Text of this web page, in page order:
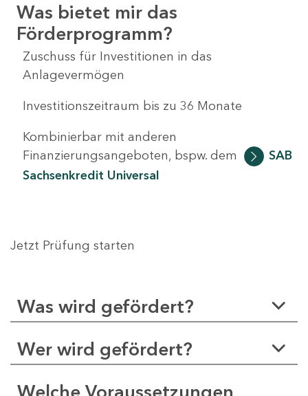
Was bietet mir das
Förderprogramm?
Zuschuss für Investitionen in das
Anlagevermögen
Investitionszeitraum bis zu 36 Monate
Kombinierbar mit anderen
Finanzierungsangeboten, bspw. dem
SAB
Sachsenkredit Universal
Jetzt Prüfung starten
Was wird gefördert?
Wer wird gefördert?
Welche Voraussetzungen